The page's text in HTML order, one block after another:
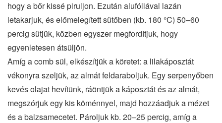
hogy a bőr kissé piruljon. Ezután alufóliával lazán
letakarjuk, és előmelegített sütőben (kb. 180 °C) 50–60
percig sütjük, közben egyszer megfordítjuk, hogy
egyenletesen átsüljön.
Amíg a comb sül, elkészítjük a köretet: a lilakáposztát
vékonyra szeljük, az almát feldaraboljuk. Egy serpenyőben
kevés olajat hevítünk, ráöntjük a káposztát és az almát,
megszórjuk egy kis köménnyel, majd hozzáadjuk a mézet
és a balzsamecetet. Pároljuk kb. 20–25 percig, amíg a